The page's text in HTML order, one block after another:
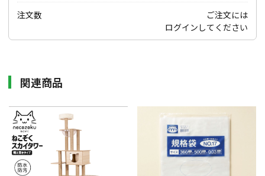
注文数
ご注文には
ログイン してください
関連商品